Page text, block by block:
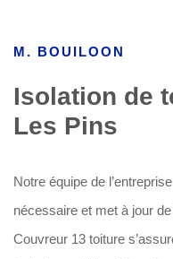
M. BOUILOON
Isolation de
Les Pins
Notre équipe de
nécessaire et met à jour
Couvreur 13 toiture